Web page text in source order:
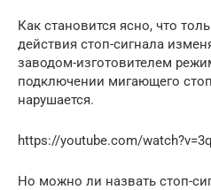
Как становится ясно, что
действия стоп-сигнала
заводом-изготовителем
подключении мигающего
нарушается.
https://youtube.com/
Но можно ли назвать стоп-